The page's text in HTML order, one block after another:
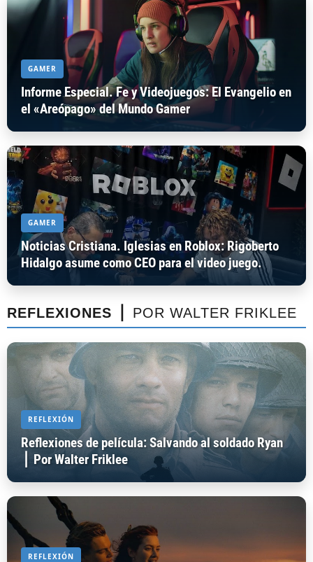
GAMER
Informe Especial. Fe y Videojuegos: El Evangelio en
el «Areópago» del Mundo Gamer
GAMER
Noticias Cristiana. Iglesias en Roblox: Rigoberto
Hidalgo asume como CEO para el video juego.
REFLEXIONES ⎪ POR WALTER FRIKLEE
REFLEXIÓN
Reflexiones de película: Salvando al soldado Ryan
⎪ Por Walter Friklee
REFLEXIÓN